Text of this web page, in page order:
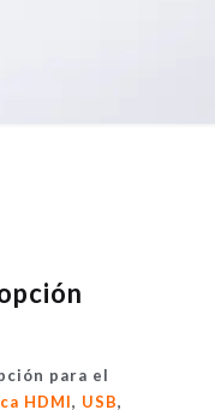
para el
HDMI, USB,